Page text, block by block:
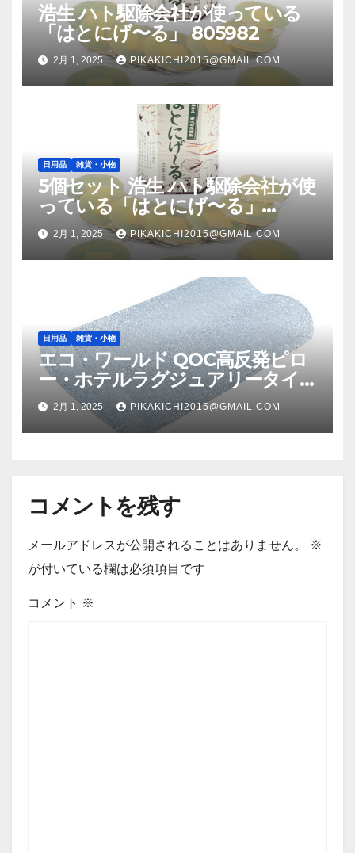
浩生 ハト駆除会社が使っている
「はとにげ〜る」 805982
2月 1, 2025 PIKAKICHI2015@GMAIL.COM
日用品 雑貨・小物
5個セット 浩生 ハト駆除会社が使
っている「はとにげ〜る」
805982X5
2月 1, 2025 PIKAKICHI2015@GMAIL.COM
日用品 雑貨・小物
エコ・ワールド QOC高反発ピロ
ー・ホテルラグジュアリータイ
プ カバー付き QOC0002
2月 1, 2025 PIKAKICHI2015@GMAIL.COM
コメントを残す
メールアドレスが公開されることはありません。
※
が付いている欄は必須項目です
コメント ※